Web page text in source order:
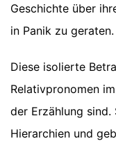
Geschichte über
in Panik zu geraten.
Diese isolierte
Relativpronomen
der Erzählung sind.
Hierarchien und